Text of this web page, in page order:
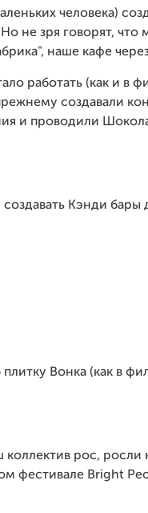
человека)
не зря говорят,
наше кафе
работать (как и в
создавали
и проводили
Кэнди бары
Вонка (как в
рос,
фестивале Bright